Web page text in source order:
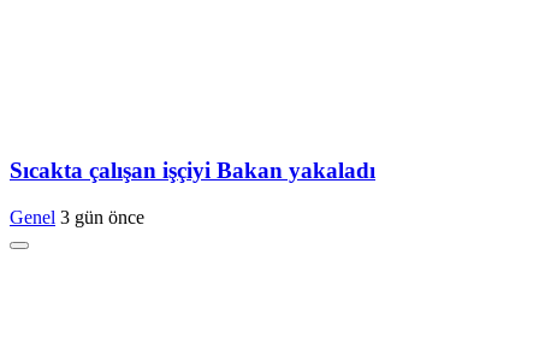
Sıcakta çalışan işçiyi Bakan yakaladı
Genel 3 gün önce